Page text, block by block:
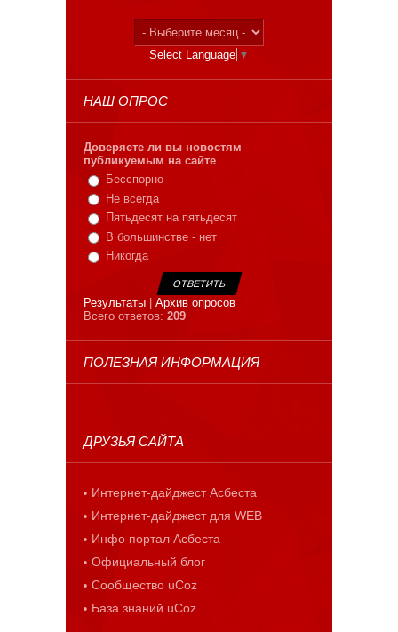
Select Language ▼
НАШ ОПРОС
Доверяете ли вы новостям
публикуемым на сайте
Бесспорно
Не всегда
Пятьдесят на пятьдесят
В большинстве - нет
Никогда
Результаты
Архив опросов
Всего ответов: 209
ПОЛЕЗНАЯ ИНФОРМАЦИЯ
ДРУЗЬЯ САЙТА
Интернет-дайджест Асбеста
Интернет-дайджест для WEB
Инфо портал Асбеста
Официальный блог
Сообщество uCoz
База знаний uCoz